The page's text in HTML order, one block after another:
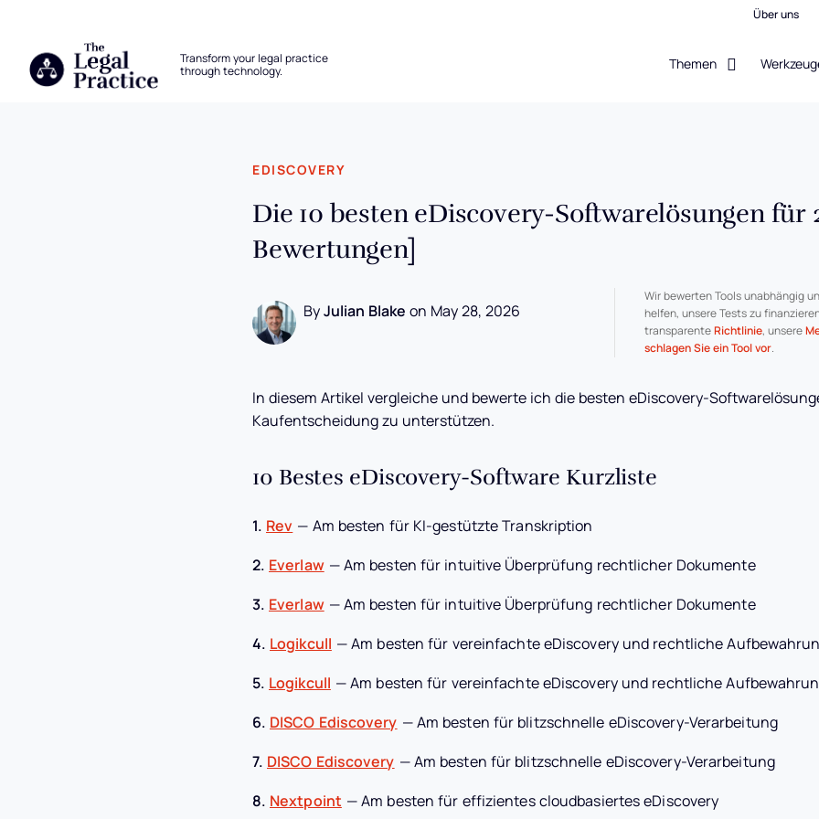
Über uns
Transform your legal practice
through technology.
Themen
EDISCOVERY
Die 10 besten eDiscovery-Softwarelösungen für
Bewertungen]
By Julian Blake on May 28, 2026
Wir bewerten Tools unabhängig
helfen, unsere Tests zu
transparente Richtlinie, unsere
schlagen Sie ein Tool vor.
In diesem Artikel vergleiche und bewerte ich die besten eDiscovery-
Kaufentscheidung zu unterstützen.
10 Bestes eDiscovery-Software Kurzliste
1. Rev — Am besten für KI-gestützte Transkription
2. Everlaw — Am besten für intuitive Überprüfung rechtlicher Dokumente
3. Everlaw — Am besten für intuitive Überprüfung rechtlicher Dokumente
4. Logikcull —Am besten für vereinfachte eDiscovery und rechtliche
5. Logikcull —Am besten für vereinfachte eDiscovery und rechtliche
6. DISCO Ediscovery — Am besten für blitzschnelle eDiscovery-Verarbeitung
7. DISCO Ediscovery — Am besten für blitzschnelle eDiscovery-Verarbeitung
8. Nextpoint —Am besten für effizientes cloudbasiertes eDiscovery